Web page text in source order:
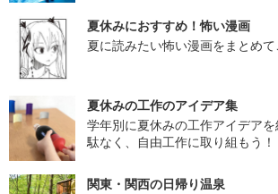
夏休みにおすすめ！怖い漫画
夏に読みたい怖い漫画をまとめて
夏休みの工作のアイデア集
学年別に夏休みの工作アイデア
駄なく、自由工作に取り組もう！
関東・関西の日帰り温泉